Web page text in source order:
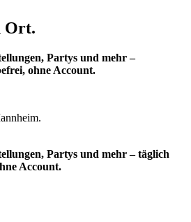
Ort.
Partys und mehr –
ohne Account.
Partys und mehr – täglich
Account.